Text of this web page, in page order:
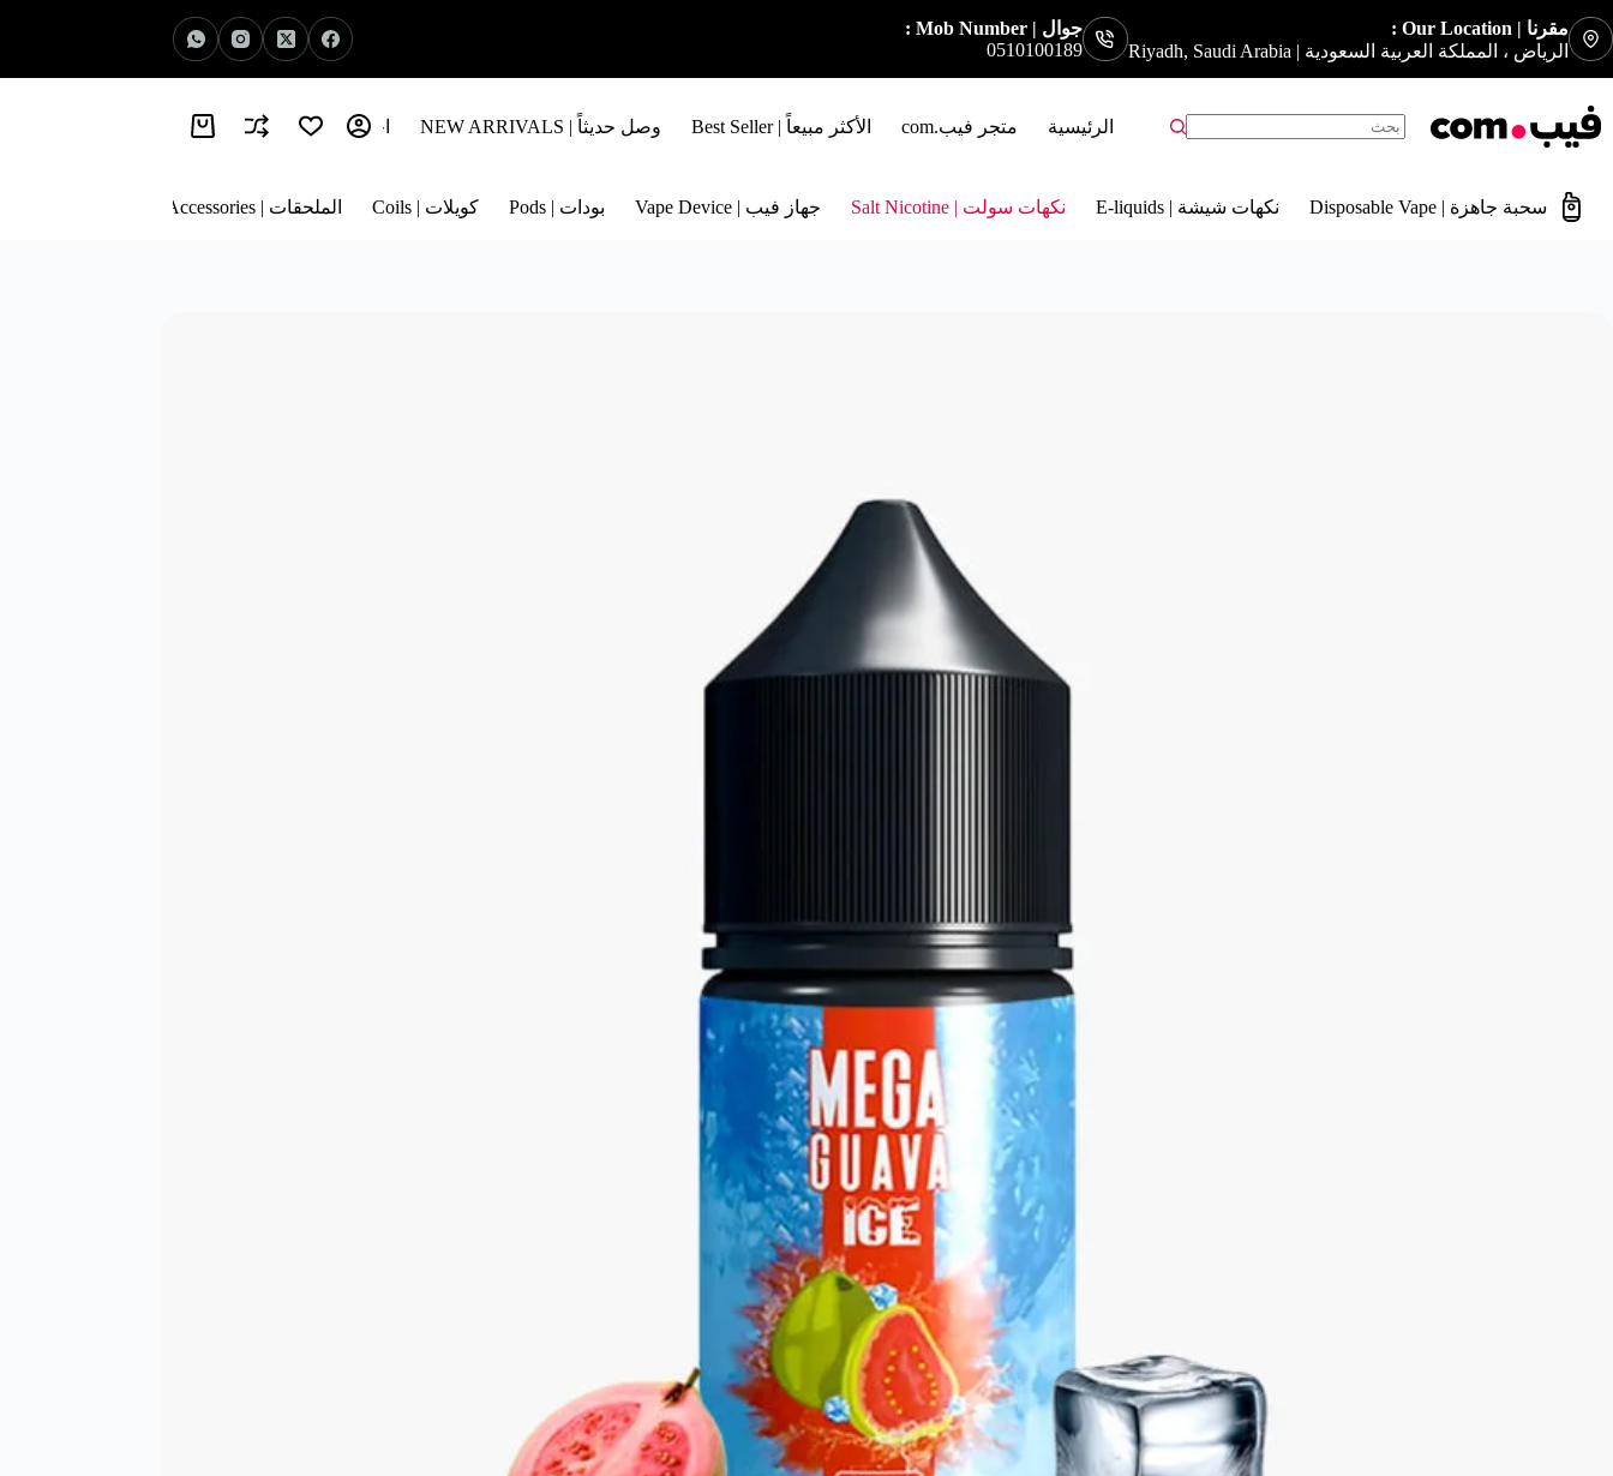
مقرنا | Our Location :
الرياض ، المملكة العربية السعودية | Riyadh, Saudi Arabia
جوال | Mob Number :
0510100189
الرئيسية متجر فيب.com الأكثر مبيعاً | Best Seller وصل حديثاً | NEW ARRIVALS اخبار الفيب | Vape News
سحبة جاهزة | Disposable Vape نكهات شيشة | E-liquids نكهات سولت | Salt Nicotine جهاز فيب | Vape Device بودات | Pods كويلات | Coils الملحقات | Accessories